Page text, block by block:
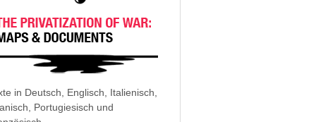
in Deutsch, Englisch, Italienisch,
Portugiesisch und